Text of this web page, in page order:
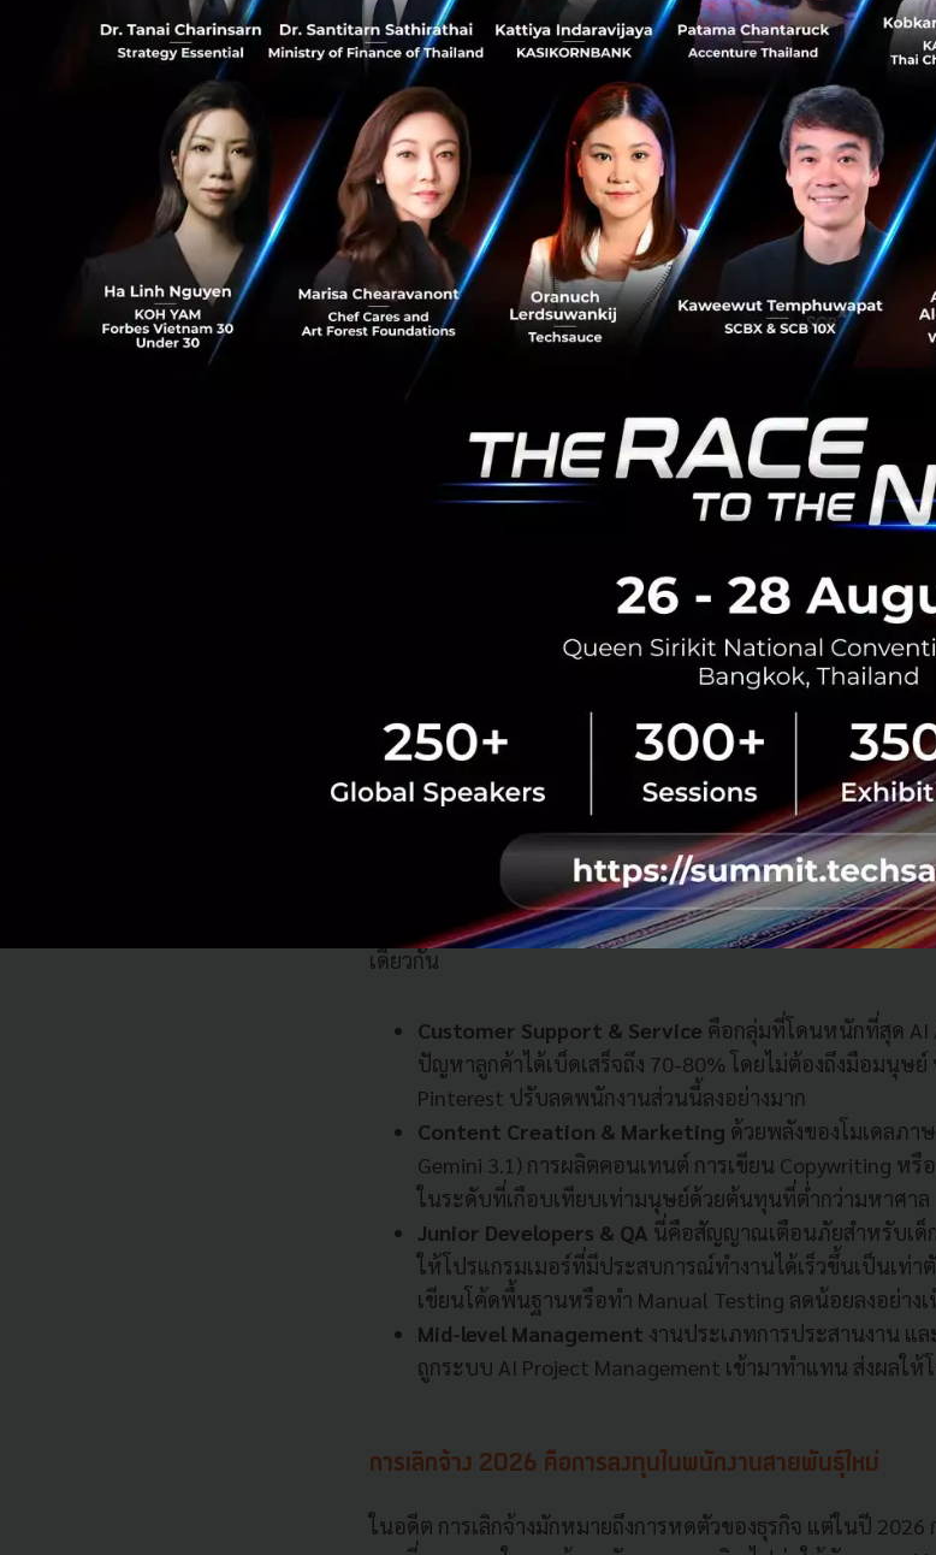
AI คือตัวขับเคลื่อนหลัก เพราะกว่า 20% ของการประกาศเ
สาเหตุมาจาก AI และระบบอัตโนมัติ ซึ่งเพิ่มขึ้นจากปี 2025
หากแนวโน้มนี้ยังดำเนินต่อไป ปี 2026 อาจมียอดการเลิกจ้า
หน้าสถิติปี 2025 ไปเรียบร้อย
ใครคือกลุ่มเสี่ยงในการ Layoff 2026
ในอดีตเราเชื่อว่า AI จะมาแทนที่เฉพาะงานรูทีนหรืองานที่ใช้แร
งานสายความรู้ หรือพวก Knowledge Work ก็กำลังเผชิญหน้ากั
เดียวกัน
Customer Support & Service คือกลุ่มที่โดนหนักที่สุด AI
ปัญหาลูกค้าได้เบ็ดเสร็จถึง 70-80% โดยไม่ต้องถึงมือมนุษ
Pinterest ปรับลดพนักงานส่วนนี้ลงอย่างมาก
Content Creation & Marketing ด้วยพลังของโมเดลภา
Gemini 3.1) การผลิตคอนเทนต์ การเขียน Copywriting ห
ในระดับที่เกือบเทียบเท่ามนุษย์ด้วยต้นทุนที่ต่ำกว่ามหาศาล
Junior Developers & QA นี่คือสัญญาณเตือนภัยสำหรับเด็
ให้โปรแกรมเมอร์ที่มีประสบการณ์ทำงานได้เร็วขึ้นเป็นเท่
เขียนโค้ดพื้นฐานหรือทำ Manual Testing ลดน้อยลงอย่าง
Mid-level Management งานประเภทการประสานงาน แล
ถูกระบบ AI Project Management เข้ามาทำแทน ส่งผลให้
การเลิกจ้าง 2026 คือการลงทุนในพนักงานสายพันธุ์ใหม่
ในอดีต การเลิกจ้างมักหมายถึงการหดตัวของธุรกิจ แต่ในปี 2026